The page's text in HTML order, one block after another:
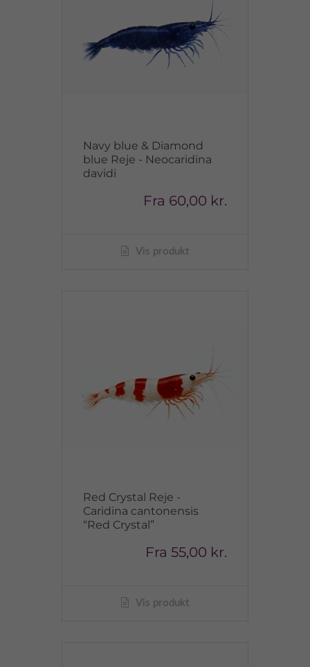
Navy blue & Diamond
blue Reje - Neocaridina
davidi
Fra 60,00 kr.
Vis produkt
Red Crystal Reje -
Caridina cantonensis
“Red Crystal”
Fra 55,00 kr.
Vis produkt